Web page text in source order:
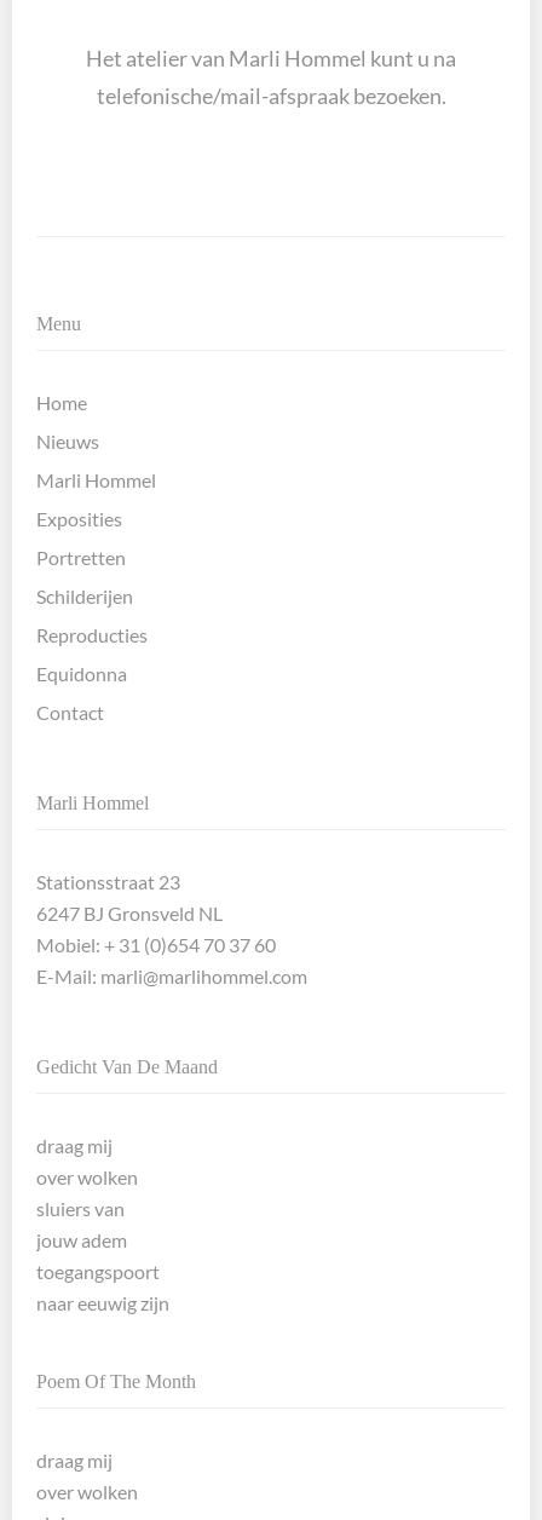
Het atelier van Marli Hommel kunt u na
telefonische/mail-afspraak bezoeken.
Menu
Home
Nieuws
Marli Hommel
Exposities
Portretten
Schilderijen
Reproducties
Equidonna
Contact
Marli Hommel
Stationsstraat 23
6247 BJ Gronsveld NL
Mobiel: + 31 (0)654 70 37 60
E-Mail: marli@marlihommel.com
Gedicht Van De Maand
draag mij
over wolken
sluiers van
jouw adem
toegangspoort
naar eeuwig zijn
Poem Of The Month
draag mij
over wolken